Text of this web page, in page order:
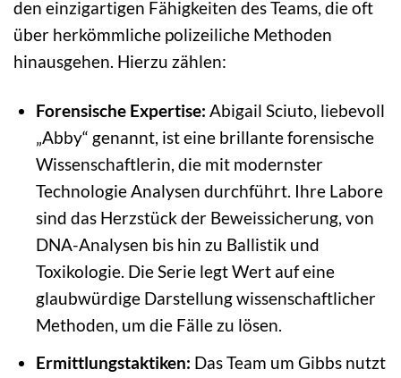
den einzigartigen Fähigkeiten des Teams, die oft
über herkömmliche polizeiliche Methoden
hinausgehen. Hierzu zählen:
Forensische Expertise: Abigail Sciuto, liebevoll
„Abby“ genannt, ist eine brillante forensische
Wissenschaftlerin, die mit modernster
Technologie Analysen durchführt. Ihre Labore
sind das Herzstück der Beweissicherung, von
DNA-Analysen bis hin zu Ballistik und
Toxikologie. Die Serie legt Wert auf eine
glaubwürdige Darstellung wissenschaftlicher
Methoden, um die Fälle zu lösen.
Ermittlungstaktiken: Das Team um Gibbs nutzt